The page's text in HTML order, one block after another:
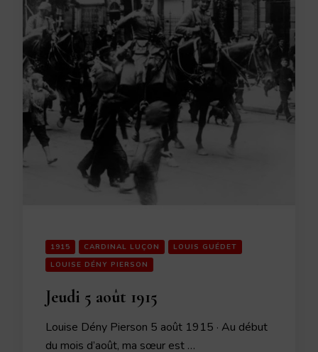
1915 CARDINAL LUÇON
LOUIS GUÉDET
LOUISE DÉNY PIERSON
Jeudi 5 août 1915
Louise Dény Pierson 5 août 1915 · Au début
du mois d’août, ma sœur est …